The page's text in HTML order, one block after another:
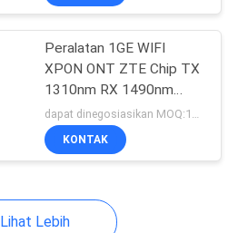
Peralatan 1GE WIFI
XPON ONT ZTE Chip TX
1310nm RX 1490nm
FTTH ONU
dapat dinegosiasikan MOQ:100 pcs
KONTAK
Lihat Lebih